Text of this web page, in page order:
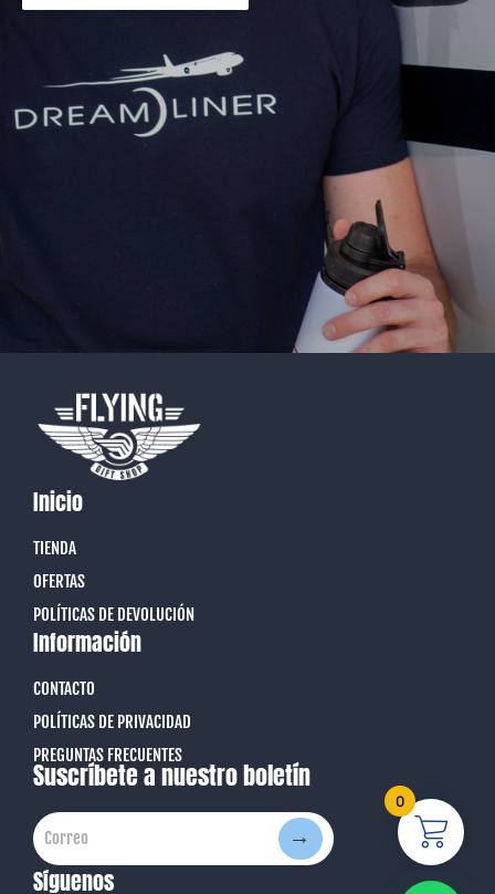
Inicio
TIENDA
OFERTAS
POLÍTICAS DE DEVOLUCIÓN
Información
CONTACTO
POLÍTICAS DE PRIVACIDAD
PREGUNTAS FRECUENTES
Suscríbete a nuestro boletín
Correo
Correo →
Síguenos
0